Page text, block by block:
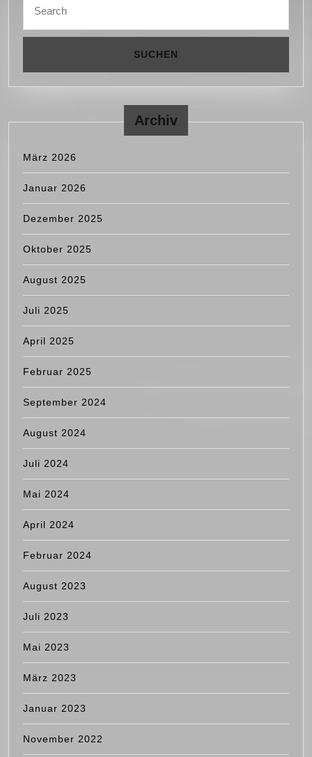
for:
Archiv
März 2026
Januar 2026
Dezember 2025
Oktober 2025
August 2025
Juli 2025
April 2025
Februar 2025
September 2024
August 2024
Juli 2024
Mai 2024
April 2024
Februar 2024
August 2023
Juli 2023
Mai 2023
März 2023
Januar 2023
November 2022